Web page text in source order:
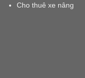
Cho thuê xe nâng